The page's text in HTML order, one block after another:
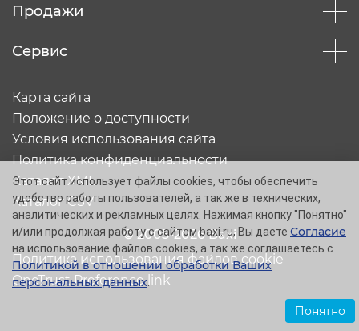
Продажи
Сервис
© 2005-2026 Baxi
Карта сайта
Положение о доступности
Условия использования сайта
Политика конфиденциальности
Каталог XML
Каталог CSV
Политика использования файлов cookie
OneTrust Preference link
Этот сайт использует файлы cookies, чтобы обеспечить
удобство работы пользователей, а так же в технических,
аналитических и рекламных целях. Нажимая кнопку "Понятно"
и/или продолжая работу с сайтом baxi.ru, Вы даете Согласие
на использование файлов cookies, а так же соглашаетесь с
Политикой в отношении обработки Ваших
персональных данных.
Понятно